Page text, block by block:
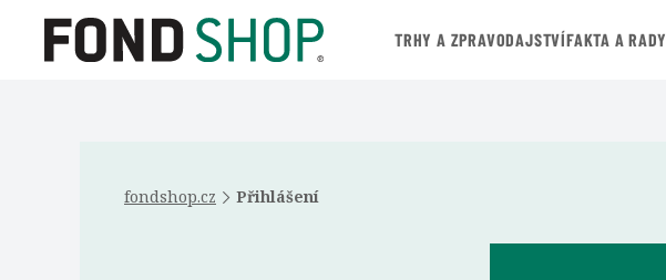
TRHY A ZPRAVODAJSTVÍFAKTA A RADY
fondshop.cz Přihlášení